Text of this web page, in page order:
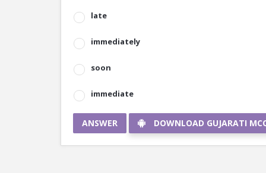
late
immediately
soon
immediate
ANSWER DOWNLOAD GUJARATI